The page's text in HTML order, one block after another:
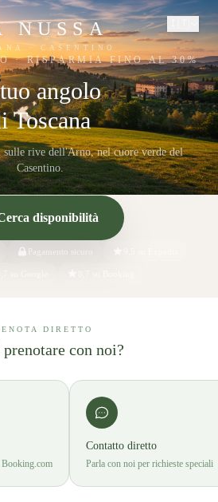
NUSSA
· CASENTINO
· RISPARMIA FINO AL 30%
angolo
Toscana— Villa La
sulle rive dell'Arno, nel cuore verde del
Casentino.
disponibilità
Pagamento sicuro
DIRETTO
prenotare con noi?
Contatto diretto
Parla con noi per richieste speciali